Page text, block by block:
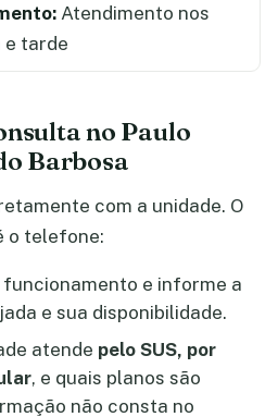
Atendimento nos
e tarde
no Paulo
Barbosa
com a unidade. O
o telefone:
funcionamento e informe a
e sua disponibilidade.
atende pelo SUS, por
, e quais planos são
não consta no